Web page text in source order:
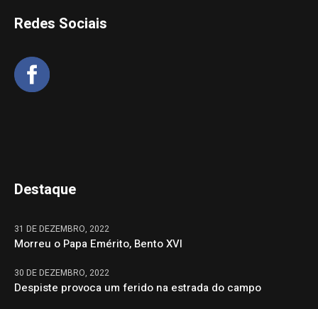
Redes Sociais
Destaque
31 DE DEZEMBRO, 2022
Morreu o Papa Emérito, Bento XVI
30 DE DEZEMBRO, 2022
Despiste provoca um ferido na estrada do campo